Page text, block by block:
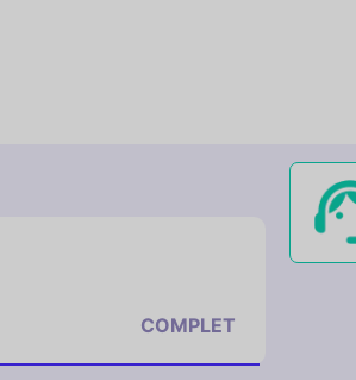
COMPLET